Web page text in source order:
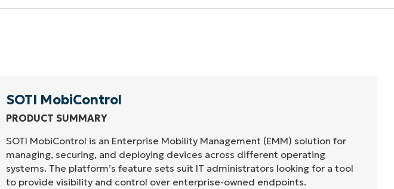
SOTI MobiControl
PRODUCT SUMMARY
SOTI MobiControl is an Enterprise Mobility Management (EMM) solution for
managing, securing, and deploying devices across different operating
systems. The platform’s feature sets suit IT administrators looking for a tool
to provide visibility and control over enterprise-owned endpoints.